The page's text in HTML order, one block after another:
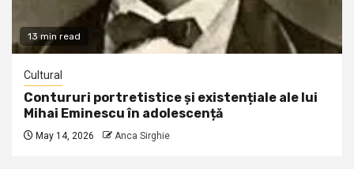
13 min read
Cultural
Contururi portretistice și existențiale ale lui
Mihai Eminescu în adolescență
May 14, 2026 Anca Sirghie